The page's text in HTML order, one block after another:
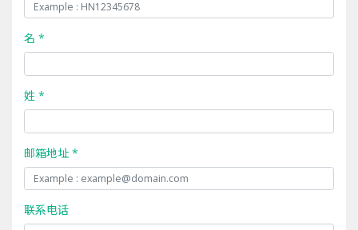
名 *
姓 *
邮箱地址 *
联系电话